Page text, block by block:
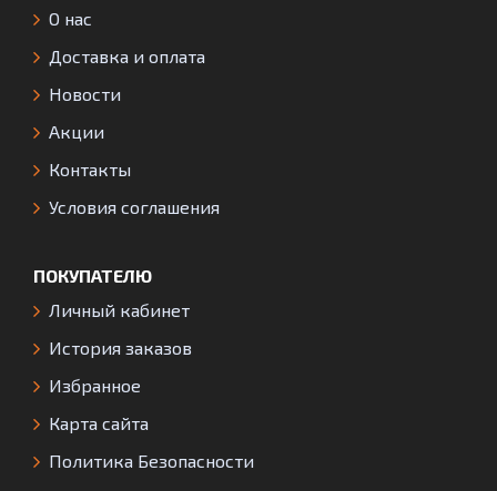
О нас
Доставка и оплата
Новости
Акции
Контакты
Условия соглашения
ПОКУПАТЕЛЮ
Личный кабинет
История заказов
Избранное
Карта сайта
Политика Безопасности